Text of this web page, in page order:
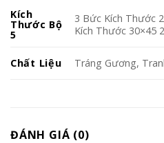
Kích
Thước Bộ
5
3 Bức Kích Thước
Kích Thước 30×45
Chất Liệu Tráng Gương,
ĐÁNH GIÁ (0)